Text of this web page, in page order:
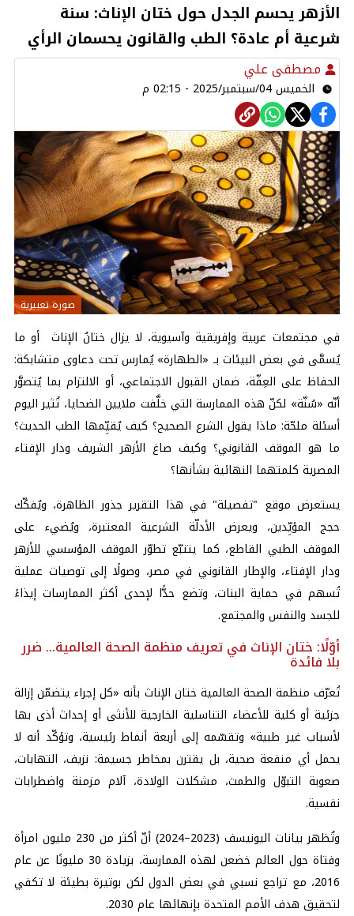
الأزهر يحسم الجدل حول ختان الإناث: سنة
شرعية أم عادة؟ الطب والقانون يحسمان الرأي
مصطفى علي
الخميس 04/سبتمبر/2025 - 02:15 م
صورة تعبيرية
في مجتمعات عربية وإفريقية وآسيوية، لا يزال ختانُ الإناث أو ما
يُسمَّى في بعض البيئات بـ «الطهارة» يُمارس تحت دعاوى متشابكة:
الحفاظ على العِفّة، ضمان القبول الاجتماعي، أو الالتزام بما يُتصوَّر
أنّه «سُنّة» لكنّ هذه الممارسة التي خلَّفت ملايين الضحايا، تُثير اليوم
أسئلة ملحّة: ماذا يقول الشرع الصحيح؟ كيف يُقيِّمها الطب الحديث؟
ما هو الموقف القانوني؟ وكيف صاغ الأزهر الشريف ودار الإفتاء
المصرية كلمتهما النهائية بشأنها؟
يستعرض موقع "تفصيلة" في هذا التقرير جذور الظاهرة، ويُفكّك
حجج المؤيِّدين، ويعرض الأدلّة الشرعية المعتبرة، ويُضيء على
الموقف الطبي القاطع، كما يتتبّع تطوّر الموقف المؤسسي للأزهر
ودار الإفتاء، والإطار القانوني في مصر، وصولًا إلى توصيات عملية
تُسهم في حماية البنات، وتضع حدًّا لإحدى أكثر الممارسات إيذاءً
للجسد والنفس والمجتمع.
أوّلًا: ختان الإناث في تعريف منظمة الصحة العالمية… ضرر
بلا فائدة
تُعرّف منظمة الصحة العالمية ختان الإناث بأنه «كل إجراء يتضمّن إزالة
جزئية أو كلية للأعضاء التناسلية الخارجية للأنثى أو إحداث أذى بها
لأسباب غير طبية» وتقسّمه إلى أربعة أنماط رئيسية، وتؤكّد أنه لا
يحمل أي منفعة صحية، بل يقترن بمخاطر جسيمة: نزيف، التهابات،
صعوبة التبوّل والطمث، مشكلات الولادة، آلام مزمنة واضطرابات
نفسية.
وتُظهر بيانات اليونيسف (2023–2024) أنّ أكثر من 230 مليون امرأة
وفتاة حول العالم خضعن لهذه الممارسة، بزيادة 30 مليونًا عن عام
2016، مع تراجع نسبي في بعض الدول لكن بوتيرة بطيئة لا تكفي
لتحقيق هدف الأمم المتحدة بإنهائها عام 2030.